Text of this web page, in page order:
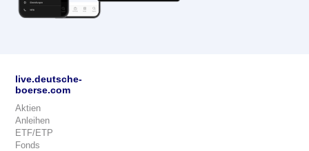
live.deutsche-
boerse.com
Aktien
Anleihen
ETF/ETP
Fonds